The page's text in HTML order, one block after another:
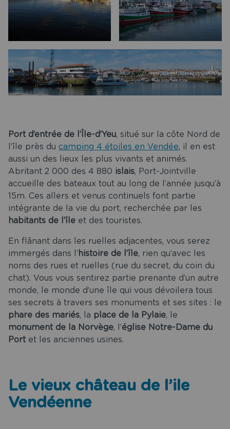
Port d’entrée de l’Île-d’Yeu, situé sur la côte Nord de
l’île près du camping 4 étoiles en Vendée, il en est
aussi un des lieux les plus vivants et animés.
Abritant 2 000 des 4 880 islais, Port-Jointville
accueille des bateaux tout au long de l’année jusqu’à
15m. Ces allers et venus continuels font partie
intégrante de la vie du port, recherchée par les
habitants de l’île et des touristes.
En flânant dans les ruelles adjacentes, vous serez
immergés dans l’ histoire de l’île, rien qu’avec les
noms des rues et ruelles (rue du secret, du coin du
chat). Vous vous sentirez partie prenante d’un autre
monde, le monde d’une île qui vous dévoilera tous
ses secrets à travers ses monuments et ses sites : le
phare des mariés, la place de la Pylaie, le
monument de la Norvège, l’église Notre-Dame du
Portet les anciennes usines.
Le vieux château de l’ile
Vendéenne